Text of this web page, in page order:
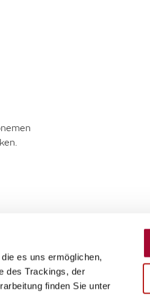
es uns ermöglichen,
des Trackings, der
finden Sie unter